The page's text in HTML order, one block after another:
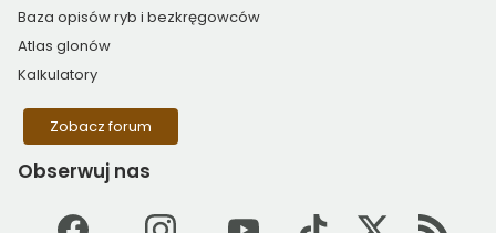
Baza opisów ryb i bezkręgowców
Atlas glonów
Kalkulatory
Zobacz forum
Obserwuj nas